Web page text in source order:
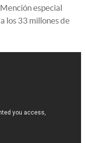
especial
los 33 millones de